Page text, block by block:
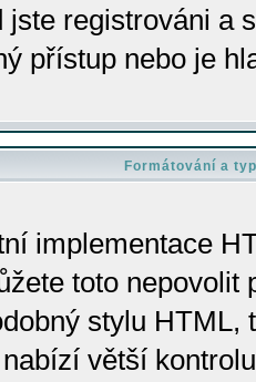
jste registrováni a
přístup nebo je
Formátování a
implementace
toto
stylu HTML,
větší